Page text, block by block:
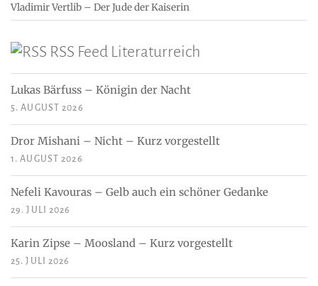
Vladimir Vertlib – Der Jude der Kaiserin
RSS Feed Literaturreich
Lukas Bärfuss – Königin der Nacht
5. AUGUST 2026
Dror Mishani – Nicht – Kurz vorgestellt
1. AUGUST 2026
Nefeli Kavouras – Gelb auch ein schöner Gedanke
29. JULI 2026
Karin Zipse – Moosland – Kurz vorgestellt
25. JULI 2026